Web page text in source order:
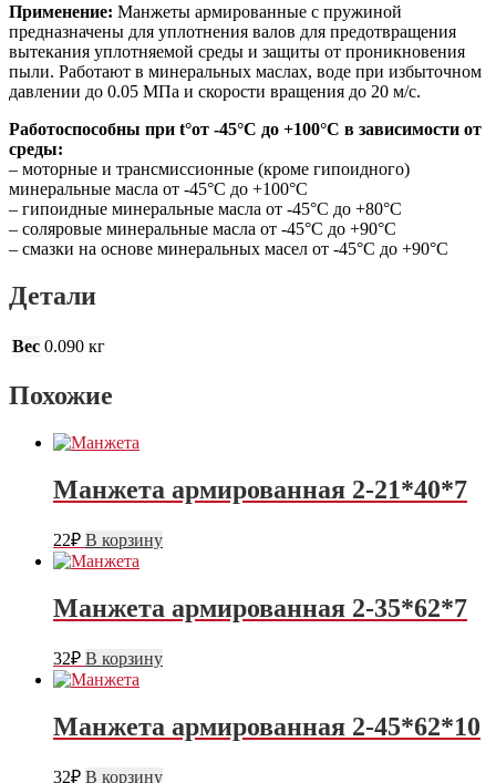
Применение: Манжеты армированные с пружиной
предназначены для уплотнения валов для предотвращения
вытекания уплотняемой среды и защиты от проникновения
пыли. Работают в минеральных маслах, воде при избыточном
давлении до 0.05 МПа и скорости вращения до 20 м/с.
Работоспособны при t°от -45°С до +100°С в зависимости от
среды:
– моторные и трансмиссионные (кроме гипоидного)
минеральные масла от -45°С до +100°С
– гипоидные минеральные масла от -45°С до +80°С
– соляровые минеральные масла от -45°С до +90°С
– смазки на основе минеральных масел от -45°С до +90°С
Детали
Вес 0.090 кг
Похожие
Манжета армированная 2-21*40*7
22₽ В корзину
Манжета армированная 2-35*62*7
32₽ В корзину
Манжета армированная 2-45*62*10
32₽ В корзину